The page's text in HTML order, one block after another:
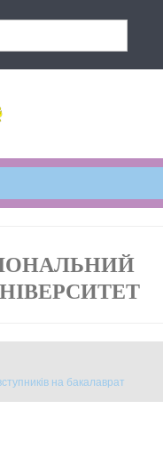
НІВЕРСИТЕТ
на бакалаврат